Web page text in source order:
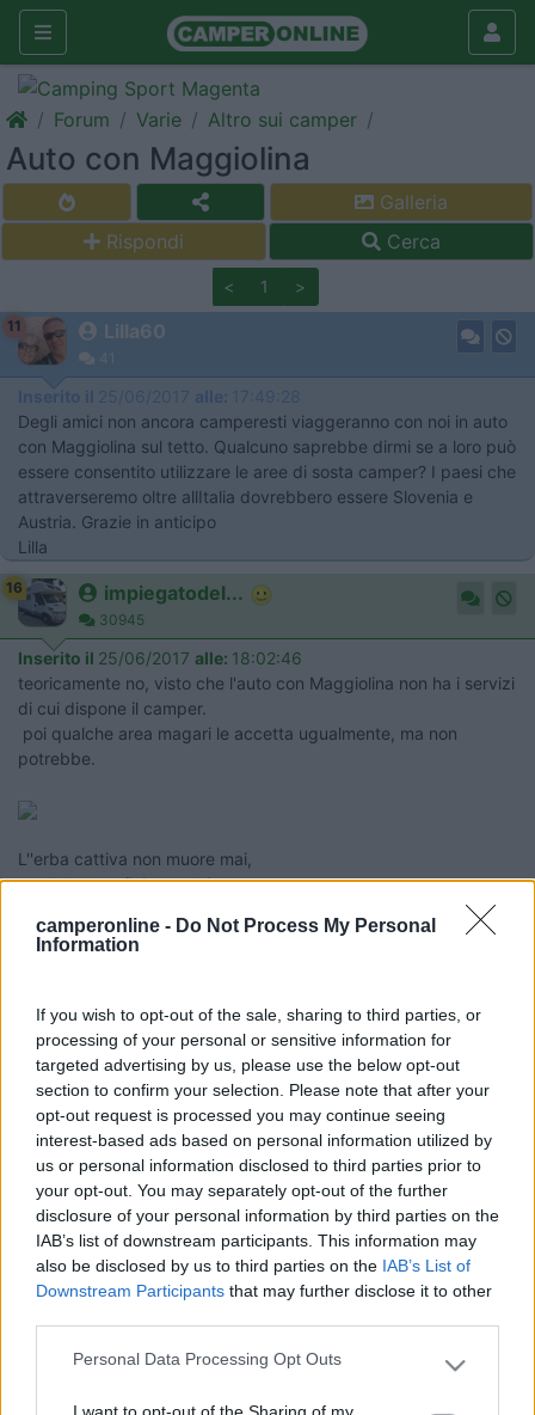
camperonline - Do Not Process My Personal
Information
If you wish to opt-out of the sale, sharing to third parties, or
processing of your personal or sensitive information for
targeted advertising by us, please use the below opt-out
section to confirm your selection. Please note that after your
opt-out request is processed you may continue seeing
interest-based ads based on personal information utilized by
us or personal information disclosed to third parties prior to
your opt-out. You may separately opt-out of the further
disclosure of your personal information by third parties on the
IAB’s list of downstream participants. This information may
also be disclosed by us to third parties on the IAB’s List of
Downstream Participants that may further disclose it to other
Please note that this website/app uses one or more Google
Personal Data Processing Opt Outs
Forum Varie Altro sui camper
Auto con Maggiolina
Galleria
Rispondi
Cerca
< 1 >
11 Lilla60
41
Inserito il 25/06/2017 alle: 17:49:28
Degli amici non ancora camperesti viaggeranno con noi in auto
con Maggiolina sul tetto. Qualcuno saprebbe dirmi se a loro può
essere consentito utilizzare le aree di sosta camper? I paesi che
attraverseremo oltre allItalia dovrebbero essere Slovenia e
Austria. Grazie in anticipo
Lilla
16 impiegatodel...
30945
Inserito il 25/06/2017 alle: 18:02:46
teoricamente no, visto che l'auto con Maggiolina non ha i servizi
di cui dispone il camper.
poi qualche area magari le accetta ugualmente, ma non
potrebbe.
L''erba cattiva non muore mai,
quella buona finisce subito....
Lilla60
41
In risposta al messaggio di impiegatodelvolante del 25/06/2017
18:02:46
teoricamente no, visto che l'auto con Maggiolina non ha i servizi di cui
dispone il camper. poi qualche area magari le accetta ugualmente, ma
non potrebbe. L''erba cattiva non muore mai, quella buona finisce
subito....
Lo sospettavo, grazie
bruno it
3498